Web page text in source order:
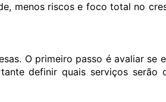
menos riscos e foco total no
O primeiro passo é avaliar se
definir quais serviços serão